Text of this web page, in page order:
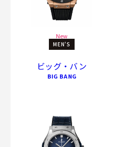
New
MEN'S
ビッグ・バン
BIG BANG